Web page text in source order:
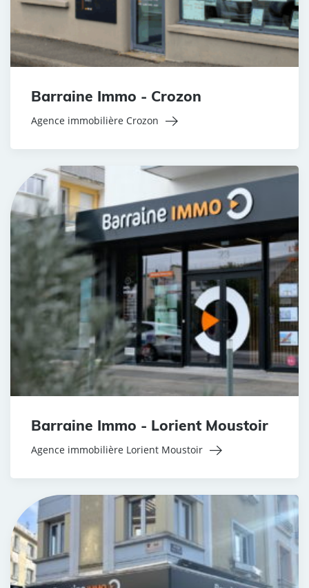
Barraine Immo - Crozon
Agence immobilière Crozon
Barraine Immo - Lorient Moustoir
Agence immobilière Lorient Moustoir